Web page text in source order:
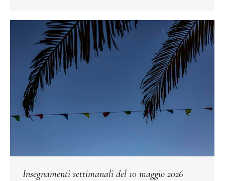
Insegnamenti settimanali del 10 maggio 2026